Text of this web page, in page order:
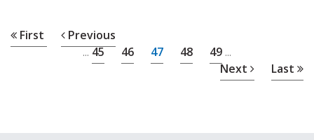
First Previous
... 45 46 47 48 49 ...
Next Last